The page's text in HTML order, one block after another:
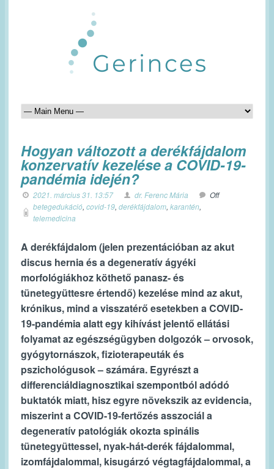
Hogyan változott a derékfájdalom
konzervatív kezelése a COVID-19-
pandémia idején?
2021. március 31. 13:57 dr. Ferenc Mária
Off
betegedukáció, covid-19, derékfájdalom, karantén,
telemedicina
A derékfájdalom (jelen prezentációban az akut
discus hernia és a degeneratív ágyéki
morfológiákhoz köthető panasz- és
tünetegyüttesre értendő) kezelése mind az akut,
krónikus, mind a visszatérő esetekben a COVID-
19-pandémia alattegy kihívást jelentő ellátási
folyamat az egészségügyben dolgozók – orvosok,
gyógytornászok, fizioterapeuták és
pszichológusok – számára. Egyrészt a
differenciáldiagnosztikai szempontból adódó
buktatók miatt, hisz egyre növekszik az evidencia,
miszerint a COVID-19-fertőzés asszociál a
degeneratív patológiák okozta spinális
tünetegyüttessel, nyak-hát-derék fájdalommal,
izomfájdalommal, kisugárzó végtagfájdalommal, a